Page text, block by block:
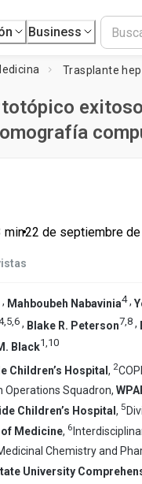
Business
min•22 de septiembre
, Mahboubeh Nabavinia4,
, 5 6 , Blake R. Peterson7 8 ,
Black1,10
Children’s Hospital , 2
Operations Squadron,
Children’s Hospital , 5
Medicine, 6
Chemistry and
University